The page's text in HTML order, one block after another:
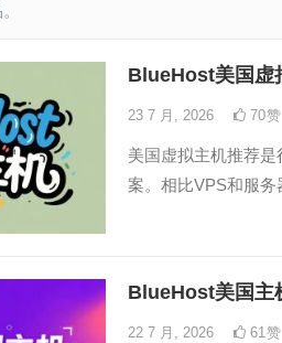
BlueHost美国虚
23 7 月, 2026 70赞
美国虚拟主机推荐
案。相比VPS和服
BlueHost美国主
22 7 月, 2026 61赞